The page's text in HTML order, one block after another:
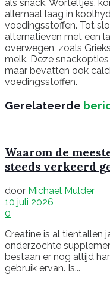
als snack. Worteltjes,
allemaal laag in
voedingsstoffen. Tot
alternatieven met een
overwegen, zoals
melk. Deze
maar bevatten ook
voedingsstoffen.
Gerelateerde
Waarom de
steeds verkeerd
door Michael Mulder
10 juli 2026
0
Creatine is al tientallen
onderzochte
bestaan er nog altijd
gebruik ervan. Is...